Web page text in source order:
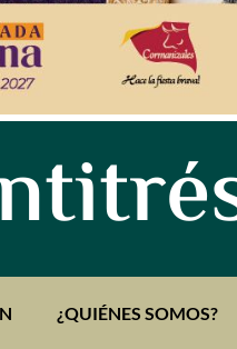
¿QUIÉNES SOMOS?